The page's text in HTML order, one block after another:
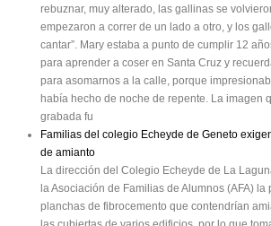
rebuznar, muy alterado, las gallinas se
empezaron a correr de un lado a otro, y los
cantar”. Mary estaba a punto de cumplir 12
para aprender a coser en Santa Cruz y
para asomarnos a la calle, porque
había hecho de noche de repente. La imagen
grabada fu
Familias del colegio Echeyde de Geneto
de amianto
La dirección del Colegio Echeyde de La
la Asociación de Familias de Alumnos (AFA) la
planchas de fibrocemento que contendrían